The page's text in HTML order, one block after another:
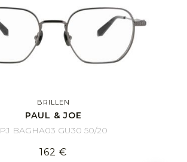
BRILLEN
PAUL & JOE
PJ BAGHA03 GU30 50/20
162 €